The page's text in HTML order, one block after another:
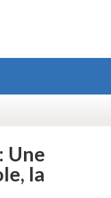
Une
la